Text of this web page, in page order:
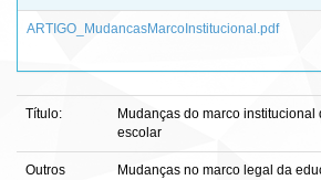
ARTIGO_MudancasMarcoInstitucional.pdf
Título:
Mudanças do marco
escolar
Outros
Mudanças no marco legal da